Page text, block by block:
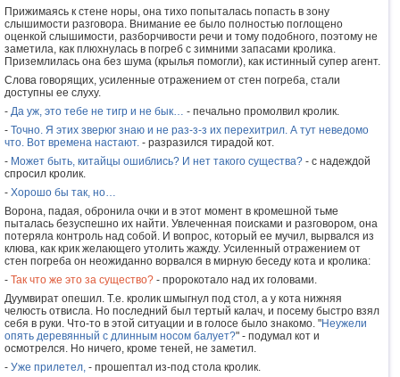
Прижимаясь к стене норы, она тихо попыталась попасть в зону
слышимости разговора. Внимание ее было полностью поглощено
оценкой слышимости, разборчивости речи и тому подобного, поэтому не
заметила, как плюхнулась в погреб с зимними запасами кролика.
Приземлилась она без шума (крылья помогли), как истинный супер агент.
Слова говорящих, усиленные отражением от стен погреба, стали
доступны ее слуху.
- Да уж, это тебе не тигр и не бык… - печально промолвил кролик.
- Точно. Я этих зверюг знаю и не раз-з-з их перехитрил. А тут неведомо
что. Вот времена настают. - разразился тирадой кот.
- Может быть, китайцы ошиблись? И нет такого существа? - с надеждой
спросил кролик.
- Хорошо бы так, но…
Ворона, падая, обронила очки и в этот момент в кромешной тьме
пыталась безуспешно их найти. Увлеченная поисками и разговором, она
потеряла контроль над собой. И вопрос, который ее мучил, вырвался из
клюва, как крик желающего утолить жажду. Усиленный отражением от
стен погреба он неожиданно ворвался в мирную беседу кота и кролика:
- Так что же это за существо? - пророкотало над их головами.
Дуумвират опешил. Т.е. кролик шмыгнул под стол, а у кота нижняя
челюсть отвисла. Но последний был тертый калач, и посему быстро взял
себя в руки. Что-то в этой ситуации и в голосе было знакомо. "Неужели
опять деревянный с длинным носом балует?" - подумал кот и
осмотрелся. Но ничего, кроме теней, не заметил.
- Уже прилетел, - прошептал из-под стола кролик.